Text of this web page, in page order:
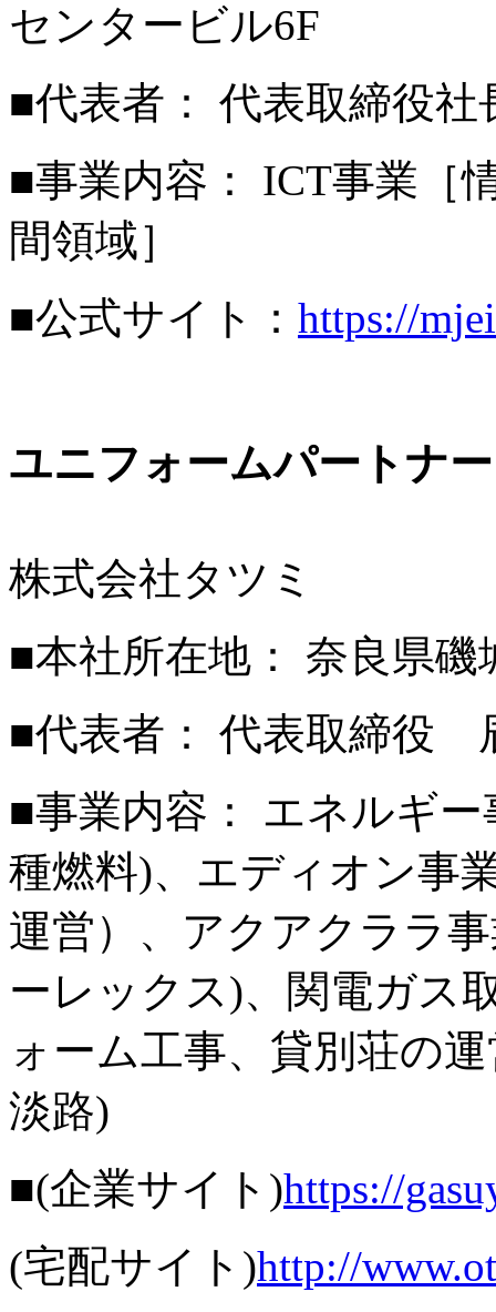
センタービル6F
■代表者： 代表取締役
■事業内容： ICT事業［
間領域］
■公式サイト： https://
ユニフォームパートナ
株式会社タツミ
■本社所在地： 奈良県磯
■代表者： 代表取締役
■事業内容： エネルギ
種燃料)、エディオン事
運営）、アクアクララ
ーレックス)、関電ガス
ォーム工事、貸別荘の
淡路)
■(企業サイト)https://
(宅配サイト)http://